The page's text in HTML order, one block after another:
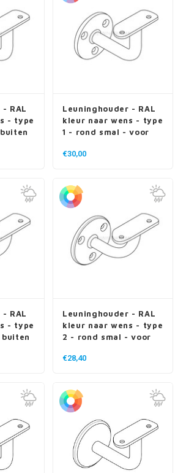
RAL
- type
Leuninghouder - RAL
kleur naar wens - type
1 - rond smal - voor
€30,00
RAL
- type
Leuninghouder - RAL
kleur naar wens - type
2 - rond smal - voor
€28,40